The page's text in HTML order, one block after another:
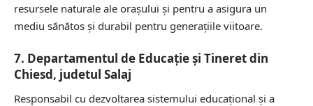
resursele naturale ale orașului și pentru a asigura un
mediu sănătos și durabil pentru generațiile viitoare.
7. Departamentul de Educație și Tineret din
Chiesd, judetul Salaj
Responsabil cu dezvoltarea sistemului educațional și a